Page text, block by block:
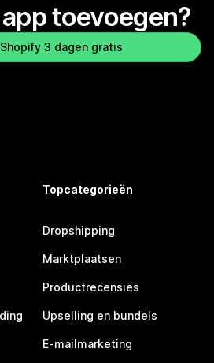
toevoegen?
3 dagen gratis
Topcategorieën
Dropshipping
Marktplaatsen
Productrecensies
Upselling en bundels
E-mailmarketing